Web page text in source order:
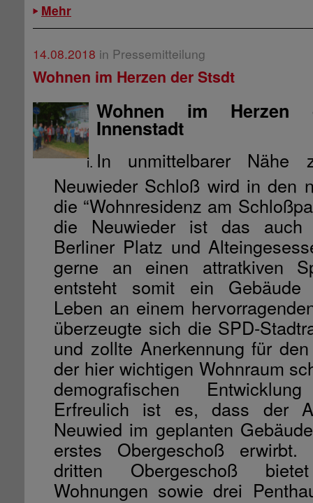
Mehr
14.08.2018 in Pressemitteilung
Wohnen im Herzen der Stsdt
Wohnen im Herzen
Innenstadt
In unmittelbarer Nähe
Neuwieder Schloß wird in den
die “Wohnresidenz am
die Neuwieder ist das auch
Berliner Platz und
gerne an einen attratkiven
entsteht somit ein Gebäude
Leben an einem
überzeugte sich die SPD-
und zollte Anerkennung für
der hier wichtigen Wohnraum
demografischen
Erfreulich ist es, dass der
Neuwied im geplanten
erstes Obergeschoß
dritten Obergeschoß
Wohnungen sowie drei